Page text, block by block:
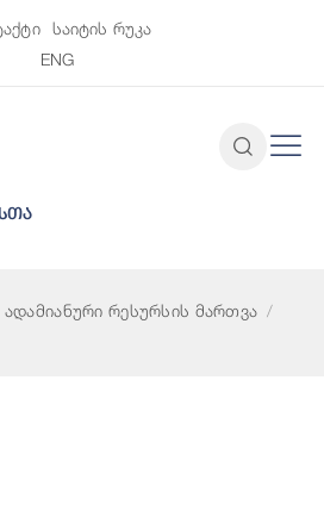
საიტის რუკა
ENG
ადამიანური რესურსის მართვა